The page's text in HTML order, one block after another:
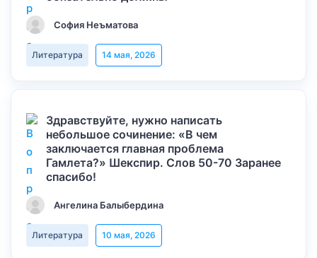
София Неъматова
Литература 14 мая, 2026
Здравствуйте, нужно написать
небольшое сочинение: «В чем
заключается главная проблема
Гамлета?» Шекспир. Слов 50-70 Заранее
спасибо!
Ангелина Балыбердина
Литература 10 мая, 2026